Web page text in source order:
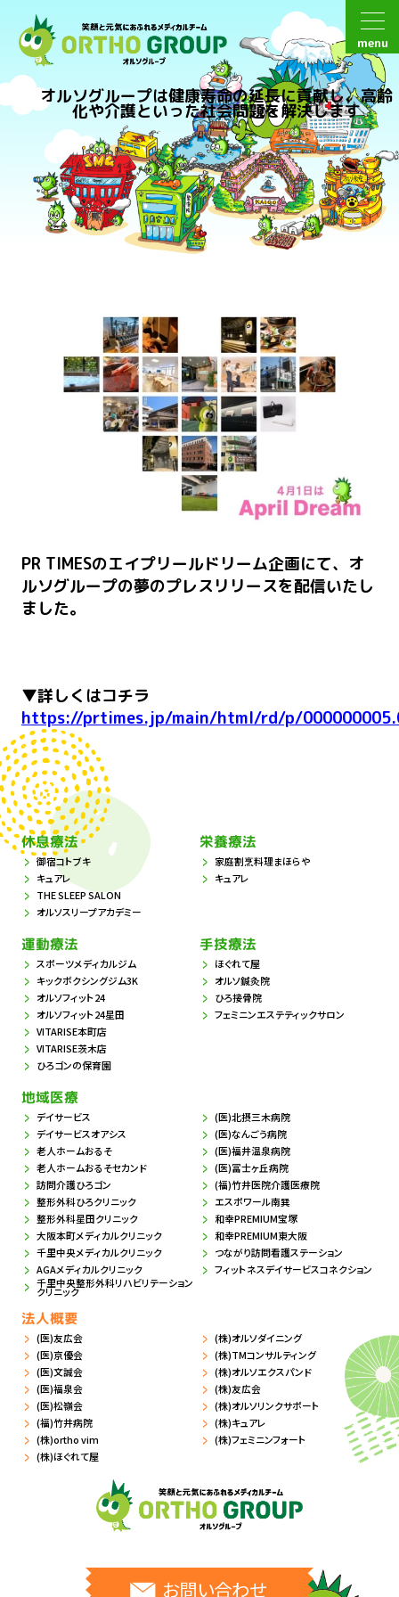
menu
オルソグループは健康寿命の延長に貢献し、高齢
化や介護といった社会問題を解決します
PR TIMESのエイプリールドリーム企画にて、オ
ルソグループの夢のプレスリリースを配信いたし
ました。
▼詳しくはコチラ
https://prtimes.jp/main/html/rd/p/
休息療法
御宿コトブキ
キュアレ
THE SLEEP SALON
オルソスリープアカデミー
栄養療法
家庭割烹料理まほらや
キュアレ
運動療法
スポーツメディカルジム
キックボクシングジム3K
オルソフィット24
オルソフィット24星田
VITARISE本町店
VITARISE茨木店
ひろゴンの保育園
手技療法
ほぐれて屋
オルソ鍼灸院
ひろ接骨院
フェミニンエステティックサロン
地域医療
デイサービス
デイサービスオアシス
老人ホームおるそ
老人ホームおるそセカンド
訪問介護ひろゴン
整形外科ひろクリニック
整形外科星田クリニック
大阪本町メディカルクリニック
千里中央メディカルクリニック
AGAメディカルクリニック
千里中央整形外科リハビリテーション
クリニック
(医)北摂三木病院
(医)なんごう病院
(医)福井温泉病院
(医)冨士ヶ丘病院
(福)竹井医院介護医療院
エスポワール南巽
和幸PREMIUM宝塚
和幸PREMIUM東大阪
つながり訪問看護ステーション
フィットネスデイサービスコネクション
法人概要
(医)友広会
(医)京優会
(医)文誠会
(医)福泉会
(医)松嶺会
(福)竹井病院
(株)ortho vim
(株)ほぐれて屋
(株)オルソダイニング
(株)TMコンサルティング
(株)オルソエクスパンド
(株)友広会
(株)オルソリンクサポート
(株)キュアレ
(株)フェミニンフォート
お問い合わせ